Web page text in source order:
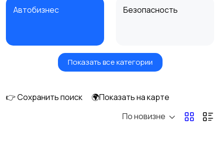
Автобизнес Безопасность
Бытовые услуги и
Высший менеджмент
Добыча сырья,
Показать все категории
👉 Сохранить поиск
🌍Показать на карте
По новизне